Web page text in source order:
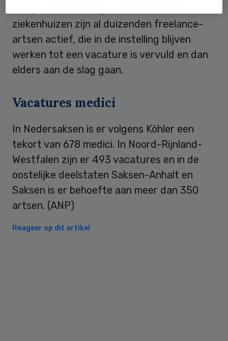
ziekenhuizen zijn al duizenden freelance-
artsen actief, die in de instelling blijven
werken tot een vacature is vervuld en dan
elders aan de slag gaan.
Vacatures medici
In Nedersaksen is er volgens Köhler een
tekort van 678 medici. In Noord-Rijnland-
Westfalen zijn er 493 vacatures en in de
oostelijke deelstaten Saksen-Anhalt en
Saksen is er behoefte aan meer dan 350
artsen. (ANP)
Reageer op dit artikel